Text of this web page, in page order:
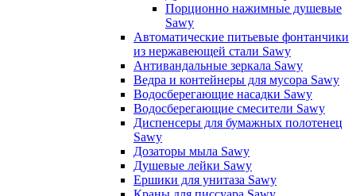
Порционно нажимные душевые
Sawy
Автоматические питьевые фонтанчики
из нержавеющей стали Sawy
Антивандальные зеркала Sawy
Ведра и контейнеры для мусора Sawy
Водосберегающие насадки Sawy
Водосберегающие смесители Sawy
Диспенсеры для бумажных полотенец
Sawy
Дозаторы мыла Sawy
Душевые лейки Sawy
Ершики для унитаза Sawy